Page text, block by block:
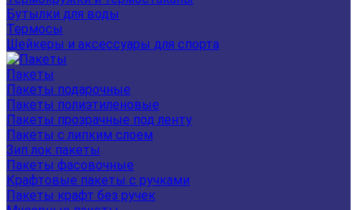
Бутылки для воды
Термосы
Шейкеры и аксессуары для спорта
Пакеты
Пакеты подарочные
Пакеты полиэтиленовые
Пакеты прозрачные под ленту
Пакеты с липким слоем
Зип лок пакеты
Пакеты фасовочные
Крафтовые пакеты с ручками
Пакеты крафт без ручек